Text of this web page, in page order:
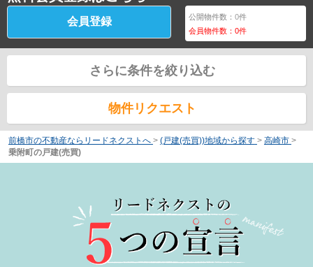
会員登録 公開物件数：0件
会員物件数：0件
さらに条件を絞り込む
物件リクエスト
前橋市の不動産ならリードネクストへ > (戸建(売買))地域から探す > 高崎市 >
乗附町の戸建(売買)